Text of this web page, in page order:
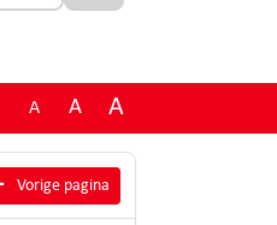
A A A
Vorige pagina